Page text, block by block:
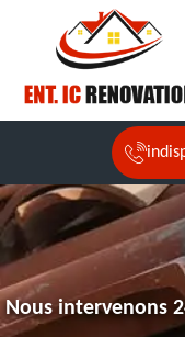
Nous intervenons